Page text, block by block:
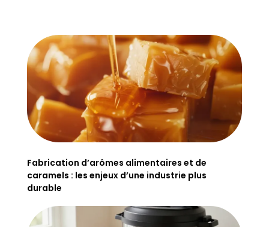
Fabrication d’arômes alimentaires et de
caramels : les enjeux d’une industrie plus
durable